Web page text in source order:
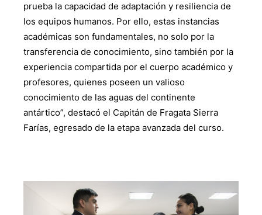
prueba la capacidad de adaptación y resiliencia de
los equipos humanos. Por ello, estas instancias
académicas son fundamentales, no solo por la
transferencia de conocimiento, sino también por la
experiencia compartida por el cuerpo académico y
profesores, quienes poseen un valioso
conocimiento de las aguas del continente
antártico”, destacó el Capitán de Fragata Sierra
Farías, egresado de la etapa avanzada del curso.